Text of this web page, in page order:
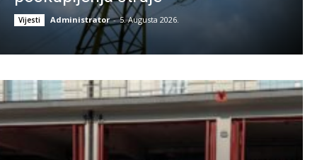
Vijesti Administrator - 5. Augusta 2026.